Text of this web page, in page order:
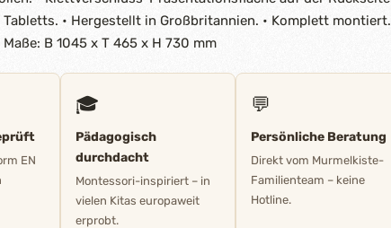
• Hergestellt in Großbritannien. • Komplett montiert.
B 1045 x T 465 x H 730 mm
EN
🎓
Pädagogisch
durchdacht
Montessori-inspiriert – in
vielen Kitas europaweit
erprobt.
💬
Persönliche Beratung
Direkt vom Murmelkiste-
Familienteam – keine
Hotline.